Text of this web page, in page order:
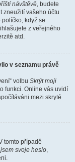
návštěvě, budete
zneužití vašeho účtu
když se
z veřejného
atd.
v seznamu právě
volbu Skrýt moji
funkci. Online vás uvidí
mezi skryté
tomto případě
svoje heslo,